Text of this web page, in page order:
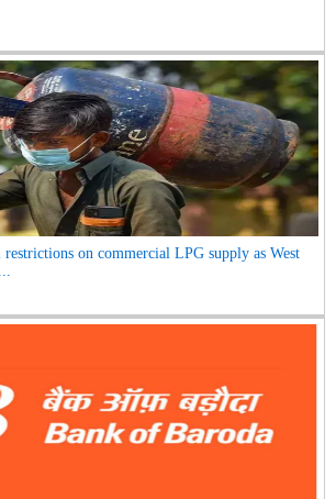
on commercial LPG supply as West